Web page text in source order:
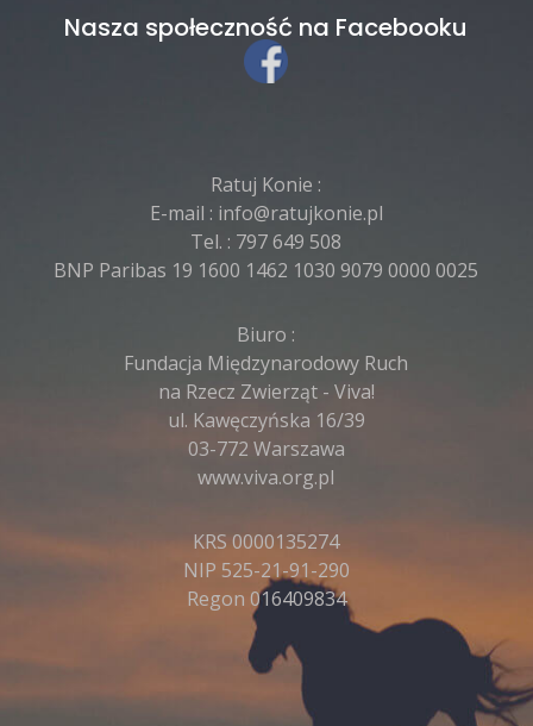
Nasza społeczność na Facebooku
Ratuj Konie :
E-mail : info@ratujkonie.pl
Tel. : 797 649 508
BNP Paribas 19 1600 1462 1030 9079 0000 0025
Biuro :
Fundacja Międzynarodowy Ruch
na Rzecz Zwierząt - Viva!
ul. Kawęczyńska 16/39
03-772 Warszawa
www.viva.org.pl
KRS 0000135274
NIP 525-21-91-290
Regon 016409834